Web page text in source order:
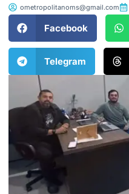
ometropolitanoms@gmail.com
Facebook
Telegram